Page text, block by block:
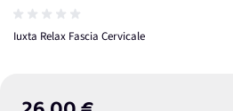
Iuxta Relax Fascia Cervicale